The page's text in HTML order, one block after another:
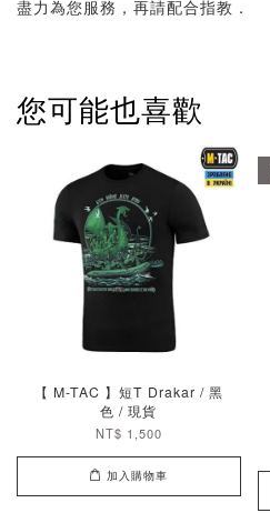
盡力為您服務，再請配合指教．
您可能也喜歡
【 M-TAC 】短T Drakar / 黑
色 / 現貨
NT$ 1,500
加入購物車